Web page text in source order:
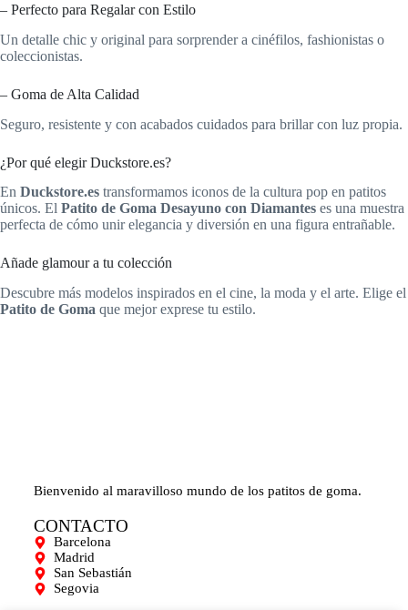
– Perfecto para Regalar con Estilo
Un detalle chic y original para sorprender a cinéfilos, fashionistas o
coleccionistas.
– Goma de Alta Calidad
Seguro, resistente y con acabados cuidados para brillar con luz propia.
¿Por qué elegir Duckstore.es?
En Duckstore.es transformamos iconos de la cultura pop en patitos
únicos. El Patito de Goma Desayuno con Diamantes es una muestra
perfecta de cómo unir elegancia y diversión en una figura entrañable.
Añade glamour a tu colección
Descubre más modelos inspirados en el cine, la moda y el arte. Elige el
Patito de Goma que mejor exprese tu estilo.
Bienvenido al maravilloso mundo de los patitos de goma.
CONTACTO
Barcelona
Madrid
San Sebastián
Segovia